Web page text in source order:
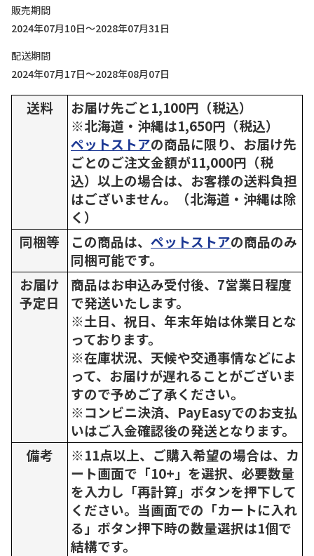
販売期間
2024年07月10日～2028年07月31日
配送期間
2024年07月17日～2028年08月07日
送料
お届け先ごと1,100円（税込）
※北海道・沖縄は1,650円（税込）
ペットストアの商品に限り、お届け先
ごとのご注文金額が11,000円（税
込）以上の場合は、お客様の送料負担
はございません。（北海道・沖縄は除
く）
同梱等
この商品は、 ペットストアの商品のみ
同梱可能です。
お届け
予定日
商品はお申込み受付後、7営業日程度
で発送いたします。
※土日、祝日、年末年始は休業日とな
っております。
※在庫状況、天候や交通事情などによ
って、お届けが遅れることがございま
すので予めご了承ください。
※コンビニ決済、PayEasyでのお支払
いはご入金確認後の発送となります。
備考
※11点以上、ご購入希望の場合は、カ
ート画面で「10+」を選択、必要数量
を入力し「再計算」ボタンを押下して
ください。当画面での「カートに入れ
る」ボタン押下時の数量選択は1個で
結構です。